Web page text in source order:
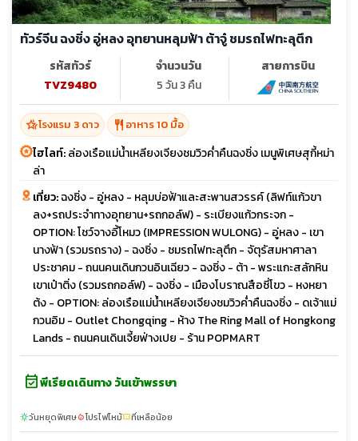
ทัวร์จีน ฉงชิ่ง อู่หลง อุทยานหลุมฟ้า ต้าจู๋ ชมรถไฟทะลุตึก
รหัสทัวร์
TVZ9480
จำนวนวัน
5 วัน 3 คืน
สายการบิน
hotel_classโรงแรม 3 ดาว restaurant อาหาร 10 มื้อ
ไฮไลท์:ล่องเรือแม่น้ำเหลียงเจียงชมวิวค่ำคืนฉงชิ่ง เมนูพิเศษสุกี้หม่า
ล่า
เที่ยว:ฉงชิ่ง - อู่หลง - หลุมบ่อฟ้าและสะพานสวรรค์ (ลิฟท์แก้วขา
ลง+รถประจำทางอุทยาน+รถกอล์ฟ) - ระเบียงแก้วกระจก -
OPTION: โชว์จางอี้โหมว (IMPRESSION WULONG) - อู่หลง - เขา
นางฟ้า (รวมรถราง) - ฉงชิ่ง - ชมรถไฟทะลุตึก - จัตุรัสมหาศาลา
ประชาคม - ถนนคนเดินกวนอินเฉียว - ฉงชิ่ง - ต้า - พระแกะสลักหิน
เขาเป๋าติ่ง (รวมรถกอล์ฟ) - ฉงชิ่ง - เมืองโบราณสือซี่โขว - หงหยา
ต้ง - OPTION: ล่องเรือแม่น้ำเหลียงเจียงชมวิวค่ำคืนฉงชิ่ง - ดเจ้าแม่
กวนอิม - Outlet Chongqing - ห้าง The Ring Mall of Hongkong
Lands - ถนนคนเดินเจี้ยฟ่างเปย - ร้าน POPMART
event_availableพีเรียดเดินทาง วันเข้าพรรษา
sunnyวันหยุดพิเศษlocal_fire_departmentโปรไฟไหม้confirmation_numberที่เหลือน้อย